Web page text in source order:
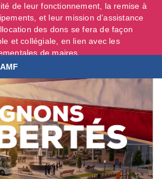
de leur fonctionnement, la remise à
et leur mission d’assistance
des dons se fera de façon
et collégiale, en lien avec les
de maires. ...